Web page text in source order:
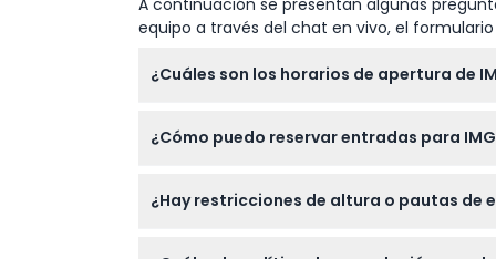
equipo a través del chat en vivo, el
¿Cuáles son los horarios de apertura de
atracciones cierran 30 minutos antes del
¿Cómo puedo reservar entradas para
durante el proceso de reserva para
¿Hay restricciones de altura o pautas de